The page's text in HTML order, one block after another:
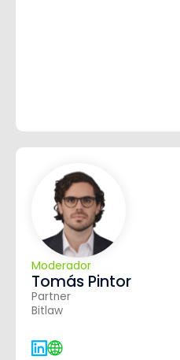
Moderador
Tomás Pintor
Partner
Bitlaw